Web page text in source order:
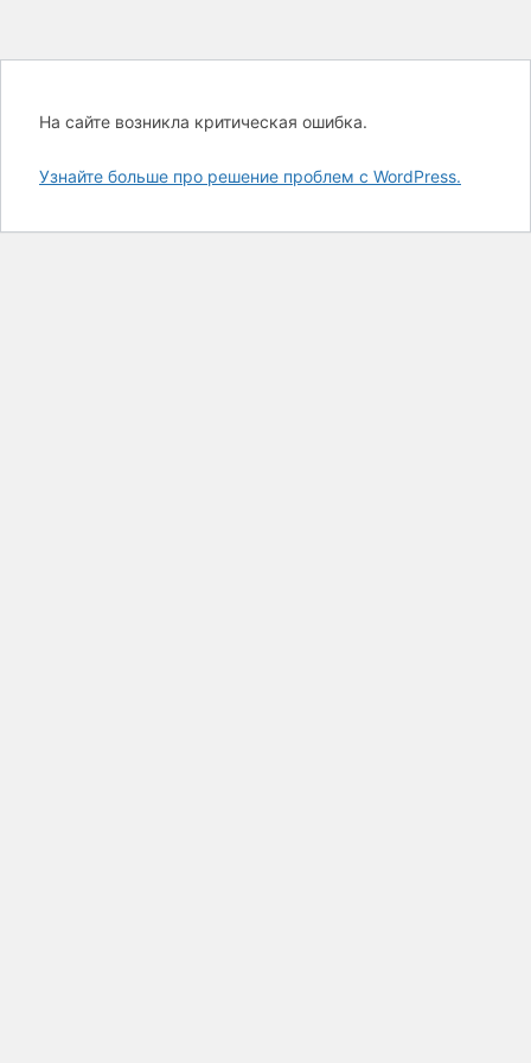
На сайте возникла критическая ошибка.
Узнайте больше про решение проблем с WordPress.